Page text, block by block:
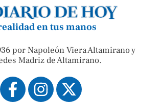
en tus manos
por Napoleón Viera Altamirano y
Madriz de Altamirano.